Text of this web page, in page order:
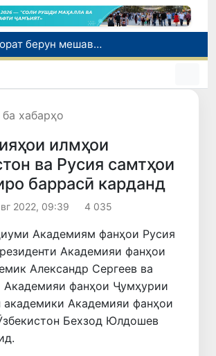
Дар моҳи июл дар Ӯзбекистон нархи маҳсулоти озуқаворӣ коҳиш ёфт, аммо баъзе молу хидматрасониҳо гарон шуданд
Дар Сенат тадбирҳои беҳтар намудани мавқеи Ӯзбекистон дар рейтингҳо ва индексҳои байналмилалӣ баррасӣ шуданд
хабарҳо
илмҳои
ва Русия самтҳои
баррасӣ карданд
2022, 09:39 4 035
Академиям фанҳои Русия
Академияи фанҳои
Александр Сергеев ва
Академияи фанҳои Ҷумҳурии
академики Академияи фанҳои
Бехзод Юлдошев